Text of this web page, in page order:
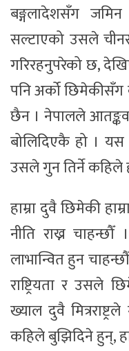
बङ्गलादेशसँग
सल्टाएको उसले
गरिरहनुपरेको छ,
पनि अर्को छिमेकीसँग
छैन । नेपालले
बोलिदिएकै हो ।
उसले गुन तिर्ने कहिले
हाम्रा दुवै छिमेकी
नीति राख्न
लाभान्वित हुन
राष्ट्रियता र उसले
ख्याल दुवै
कहिले बुझिदिने हुन्,